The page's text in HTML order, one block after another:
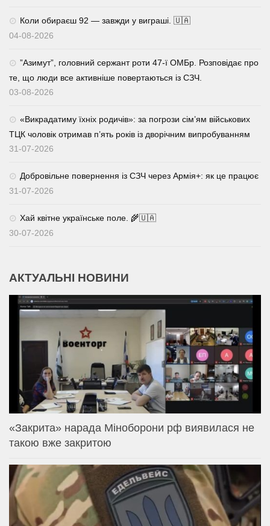
Коли обираєш 92 — завжди у виграші. 🇺🇦
04-08-2026
⁨”Азимут”, головний сержант роти 47-ї ОМБр. Розповідає про
те, що люди все активніше повертаються із СЗЧ.
03-08-2026
«Викрадатиму їхніх родичів»: за погрози сім’ям військових
ТЦК чоловік отримав п’ять років із дворічним випробуванням
31-07-2026
Добровільне повернення із СЗЧ через Армія+: як це працює
31-07-2026
Хай квітне українське поле. 🌾🇺🇦
30-07-2026
АКТУАЛЬНІ НОВИНИ
«Закрита» нарада Міноборони рф виявилася не
такою вже закритою